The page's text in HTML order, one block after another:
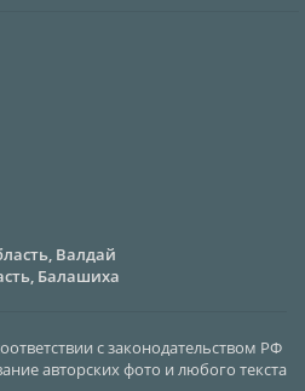
Валдай
Балашиха
с законодательством РФ
авторских фото и любого текста